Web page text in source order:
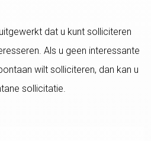
dat u kunt solliciteren
Als u geen interessante
wilt solliciteren, dan kan u
sollicitatie.